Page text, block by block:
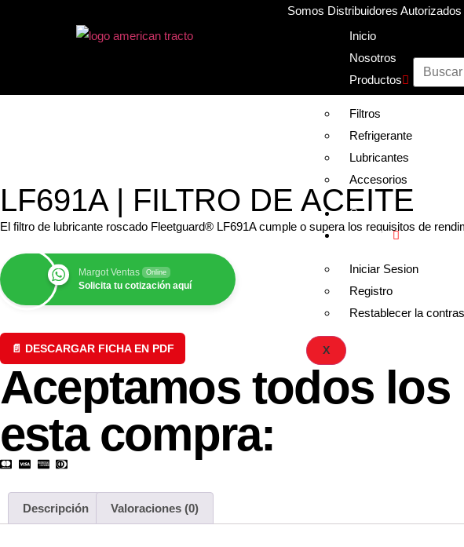
Somos Distribuidores
Inicio
Nosotros
Productos
Filtros
Refrigerante
Lubricantes
Accesorios
Contacto
Acceder
Iniciar Sesion
Registro
Restablecer la
X
LF691A | FILTRO DE ACEITE
El filtro de lubricante roscado Fleetguard® LF691A cumple o supera los requisitos de
Margot Ventas Online
Solicita tu cotización aquí
📄 DESCARGAR FICHA EN PDF
Aceptamos todos
esta compra:
Descripción Valoraciones (0)